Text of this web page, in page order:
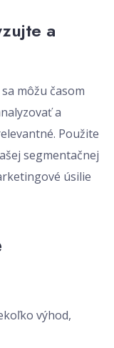
a
môžu časom
a
Použite
segmentačnej
úsilie
výhod,